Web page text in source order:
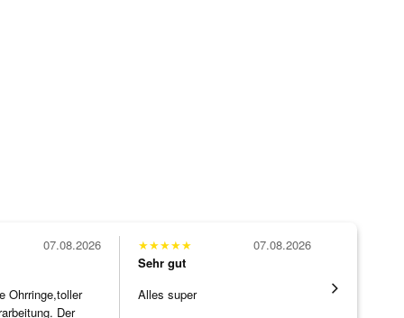
Ohrringe,toller
Der
07.08.2026 ★★★★★
Sehr gut
Alles super
07.08.2026